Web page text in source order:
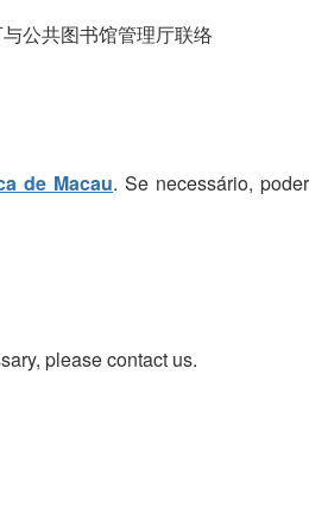
公共图书馆管理厅联络
de Macau. Se necessário,
please contact us.